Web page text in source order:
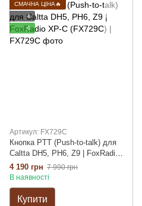
СМАЧНА ЦІНА🔥
4
4
Артикул: FX729C
Кнопка PTT (Push-to-talk) для
Caltta DH5, PH6, Z9 | FoxRadio
XP-C (FX729C)
4 190 грн 7 990 грн
В наявності
Купити